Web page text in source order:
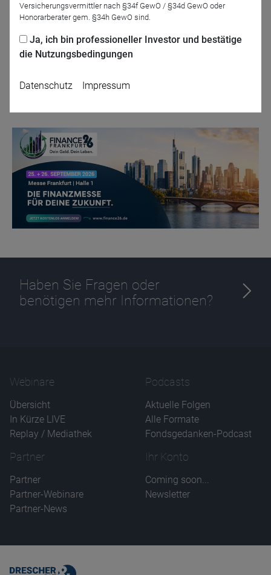
Jetzt für das Partner-Webinar anmelden
Haben Sie Fragen oder
benötigen mehr Informationen?
Webinare
Übersicht
In Kürze LIVE
Replay / Mediathek
Podcasts
Aktuelle Folgen
Alle Formate
Fondsgedanken-Podcast
Partner
Partner
Partner-Webinare
Partner-News
Ihr Konto
Coming soon...
Newsletter
Versicherungsvermittler nach §34f GewO / §34d GewO oder
Honorarberater gem. §34h GewO sind.
Ja, ich bin professioneller Investor und bestätige
die Nutzungsbedingungen
Datenschutz Impressum
Name
CPref
Anbieter D&C
Zweck